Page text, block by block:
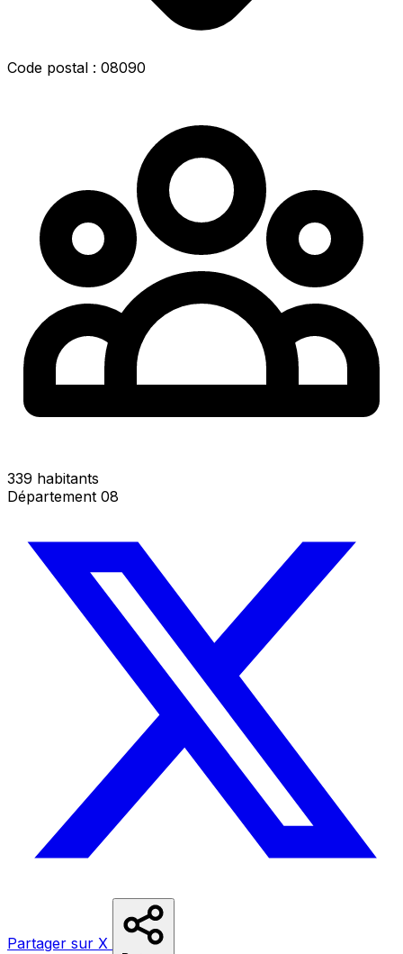
Code postal : 08090
339 habitants
Département 08
Partager sur X